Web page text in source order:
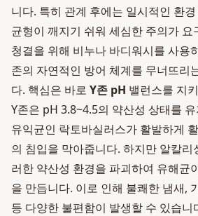
니다. 특히 관계 후에는 일시적인 환
균형이 깨지기 쉬워 세심한 주의가 요
청결을 위해 비누나 바디워시를 사용
존의 자연적인 방어 체계를 무너뜨리
다. 핵심은 바로 Y존 pH 밸런스를 지
Y존은 pH 3.8~4.5의 약산성 상태를
유익균인 락토바실러스가 활발하게
의 침입을 막아줍니다. 하지만 알칼리
러한 약산성 환경을 파괴하여 유해균
을 만듭니다. 이로 인해 불쾌한 냄새,
등 다양한 불편함이 발생할 수 있습니